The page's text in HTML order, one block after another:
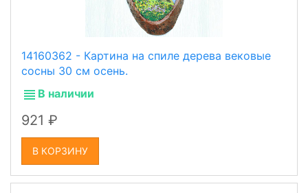
14160362 - Картина на спиле дерева вековые
сосны 30 см осень.
В наличии
921
В КОРЗИНУ